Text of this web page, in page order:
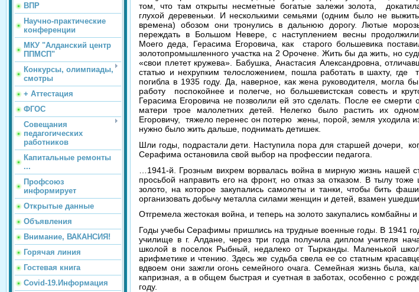
ВПР
Научно-практические
конференции
МКУ "Алданский центр
ППМСП"
Конкурсы, олимпиады,
смотры
+ Аттестация
ФГОС
Совещания
педагогических
работников
Капитальные ремонты
...
Профсоюз
информирует
Открытые данные
Объявления
Внимание, ВАКАНСИЯ!
Горячая линия
Гостевая книга
Covid-19.Информация
том, что там открыты несметные богатые залежи золота,
глухой деревеньки. И несколькими семьями (одним было не
времена) обозом они тронулись в дальнюю дорогу. Лютые
переждать в Большом Невере, с наступлением весны
Моего деда, Герасима Егоровича, как старого большевика
золотопромышленного участка на 2 Орочене. Жить бы да жить, но
«свои плетет кружева». Бабушка, Анастасия Александровна,
статью и нехрупким телосложением, пошла работать в шахту, где
погибла в 1935 году. Да, наверное, как жена руководителя, могла
работу поспокойнее и полегче, но большевистская совесть и
Герасима Егоровича не позволили ей это сделать. После ее смерти
матери трое малолетних детей. Нелегко было растить их
Егоровичу, тяжело перенес он потерю жены, порой, земля уходила
нужно было жить дальше, поднимать детишек.
Шли годы, подрастали дети. Наступила пора для старшей дочери,
Серафима остановила свой выбор на профессии педагога.
…1941-й. Грозным вихрем ворвалась война в мирную жизнь нашей
просьбой направить его на фронт, но отказ за отказом. В тылу
золото, на которое закупались самолеты и танки, чтобы бить
организовать добычу металла силами женщин и детей, взамен
Отгремела жестокая война, и теперь на золото закупались комбайны
Годы учебы Серафимы пришлись на трудные военные годы. В 1941
училище в г. Алдане, через три года получила диплом учителя
школой в поселок Рыбный, недалеко от Тырканды. Маленькой
арифметике и чтению. Здесь же судьба свела ее со статным
вдвоем они зажгли огонь семейного очага. Семейная жизнь была,
капризная, а в общем быстрая и суетная в заботах, особенно с
году.